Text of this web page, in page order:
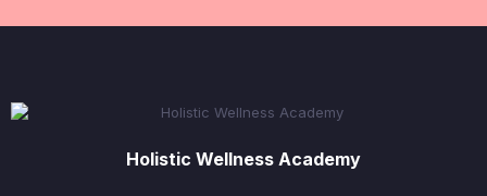
Holistic Wellness Academy